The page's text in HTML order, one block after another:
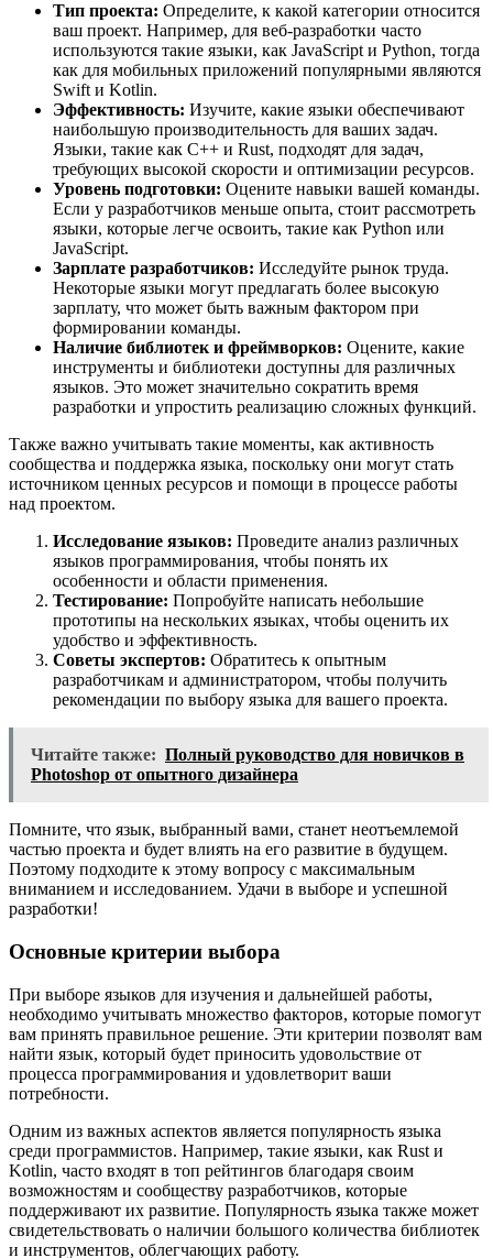
Тип проекта: Определите, к какой категории относится
ваш проект. Например, для веб-разработки часто
используются такие языки, как JavaScript и Python, тогда
как для мобильных приложений популярными являются
Swift и Kotlin.
Эффективность: Изучите, какие языки обеспечивают
наибольшую производительность для ваших задач.
Языки, такие как C++ и Rust, подходят для задач,
требующих высокой скорости и оптимизации ресурсов.
Уровень подготовки: Оцените навыки вашей команды.
Если у разработчиков меньше опыта, стоит рассмотреть
языки, которые легче освоить, такие как Python или
JavaScript.
Зарплате разработчиков: Исследуйте рынок труда.
Некоторые языки могут предлагать более высокую
зарплату, что может быть важным фактором при
формировании команды.
Наличие библиотек и фреймворков: Оцените, какие
инструменты и библиотеки доступны для различных
языков. Это может значительно сократить время
разработки и упростить реализацию сложных функций.
Также важно учитывать такие моменты, как активность
сообщества и поддержка языка, поскольку они могут стать
источником ценных ресурсов и помощи в процессе работы
над проектом.
Исследование языков: Проведите анализ различных
языков программирования, чтобы понять их
особенности и области применения.
Тестирование: Попробуйте написать небольшие
прототипы на нескольких языках, чтобы оценить их
удобство и эффективность.
Советы экспертов: Обратитесь к опытным
разработчикам и администратором, чтобы получить
рекомендации по выбору языка для вашего проекта.
Читайте также: Полный руководство для новичков в
Photoshop от опытного дизайнера
Помните, что язык, выбранный вами, станет неотъемлемой
частью проекта и будет влиять на его развитие в будущем.
Поэтому подходите к этому вопросу с максимальным
вниманием и исследованием. Удачи в выборе и успешной
разработки!
Основные критерии выбора
При выборе языков для изучения и дальнейшей работы,
необходимо учитывать множество факторов, которые помогут
вам принять правильное решение. Эти критерии позволят вам
найти язык, который будет приносить удовольствие от
процесса программирования и удовлетворит ваши
потребности.
Одним из важных аспектов является популярность языка
среди программистов. Например, такие языки, как Rust и
Kotlin, часто входят в топ рейтингов благодаря своим
возможностям и сообществу разработчиков, которые
поддерживают их развитие. Популярность языка также может
свидетельствовать о наличии большого количества библиотек
и инструментов, облегчающих работу.